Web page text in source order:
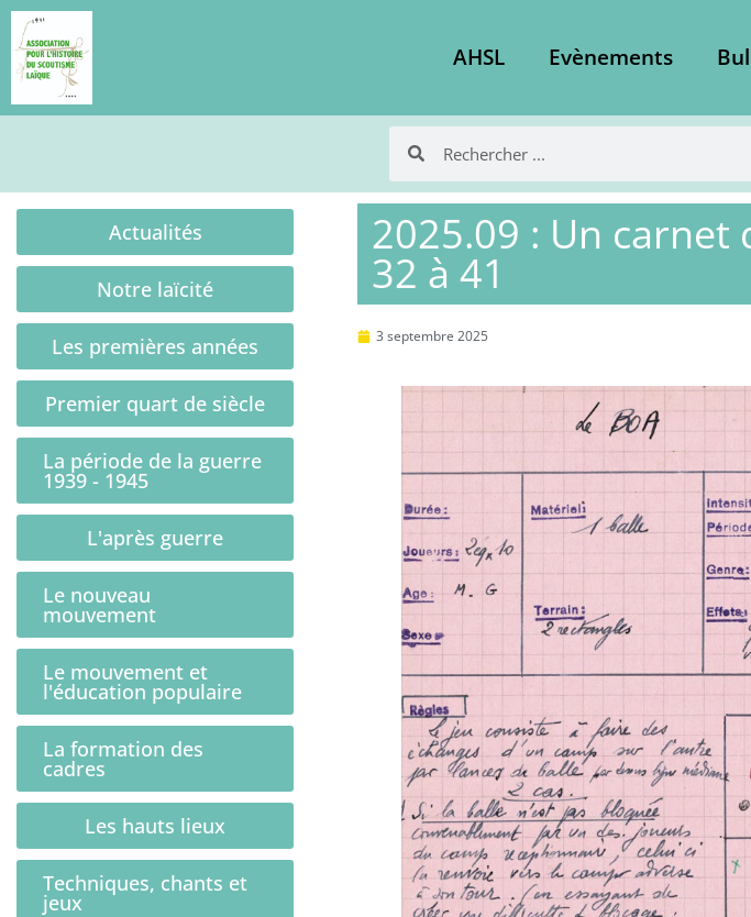
AHSL Evènements
Actualités
Notre laïcité
Les premières années
Premier quart de siècle
La période de la guerre
1939 - 1945
L'après guerre
Le nouveau
mouvement
Le mouvement et
l'éducation populaire
La formation des
cadres
Les hauts lieux
Techniques, chants et
jeux
2025.09 : Un carnet
32 à 41
3 septembre 2025